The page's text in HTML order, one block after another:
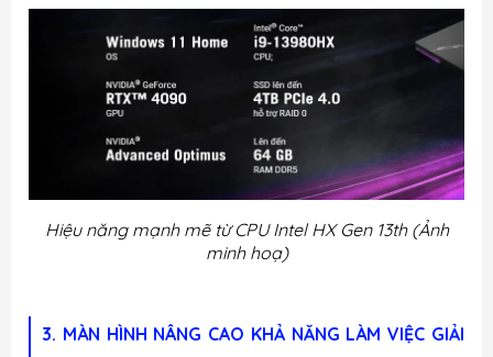
Hiệu năng mạnh mẽ từ CPU Intel HX Gen 13th (Ảnh
minh hoạ)
3. MÀN HÌNH NÂNG CAO KHẢ NĂNG LÀM VIỆC GIẢI